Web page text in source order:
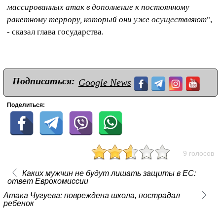
массированных атак в дополнение к постоянному
ракетному террору, который они уже осуществляют",
- сказал глава государства.
Подписаться: Google News
Поделиться:
9 голосов
Каких мужчин не будут лишать защиты в ЕС:
ответ Еврокомиссии
Атака Чугуева: повреждена школа, пострадал
ребенок